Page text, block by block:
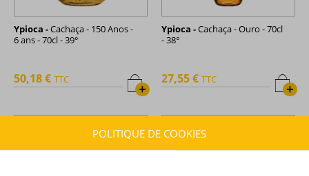
Ypioca -Cachaça - 150 Anos -
6 ans - 70cl - 39°
+
50,18 € TTC
Ypioca -Cachaça - Ouro - 70cl
- 38°
+
27,55 € TTC
POLITIQUE DE COOKIES